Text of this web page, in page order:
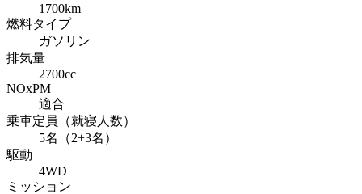
1700km
燃料タイプ
ガソリン
排気量
2700cc
NOxPM
適合
乗車定員（就寝人数）
5名（2+3名）
駆動
4WD
ミッション